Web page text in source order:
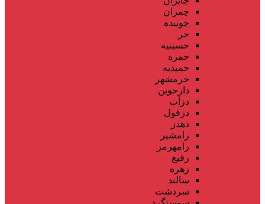
چمران
چوبیده
حر
حسینیه
حمزه
حمیدیه
خرمشهر
دارخوین
دزآب
دزفول
دهدز
رامشیر
رامهرمز
رفیع
زهره
سالند
سردشت